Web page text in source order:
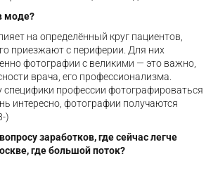
моде?
на определённый круг пациентов,
приезжают с периферии. Для них
фотографии с великими — это важно,
врача, его профессионализма.
специфики профессии фотографироваться
интересно, фотографии получаются
)
заработков, где сейчас легче
где большой поток?